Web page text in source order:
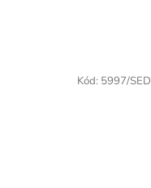
Kód: 5997/SED